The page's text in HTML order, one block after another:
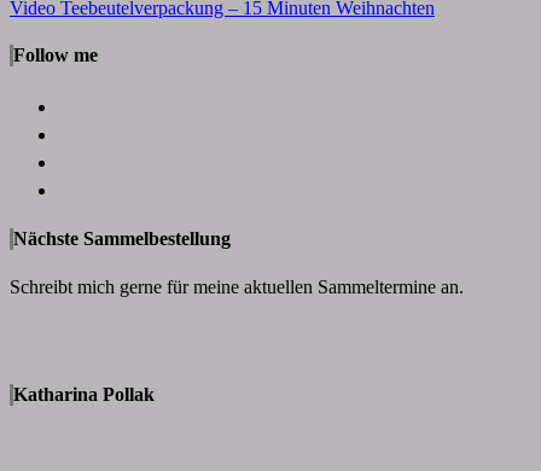
Video Teebeutelverpackung – 15 Minuten Weihnachten
Follow me
Nächste Sammelbestellung
Schreibt mich gerne für meine aktuellen Sammeltermine an.
Katharina Pollak